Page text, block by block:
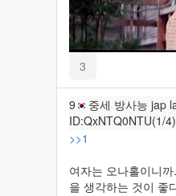
3
9 중세 방사능 jap
ID:QxNTQ0NTU(1/4)
>>1
여자는 오나홀이니
을 생각하는 것이 좋